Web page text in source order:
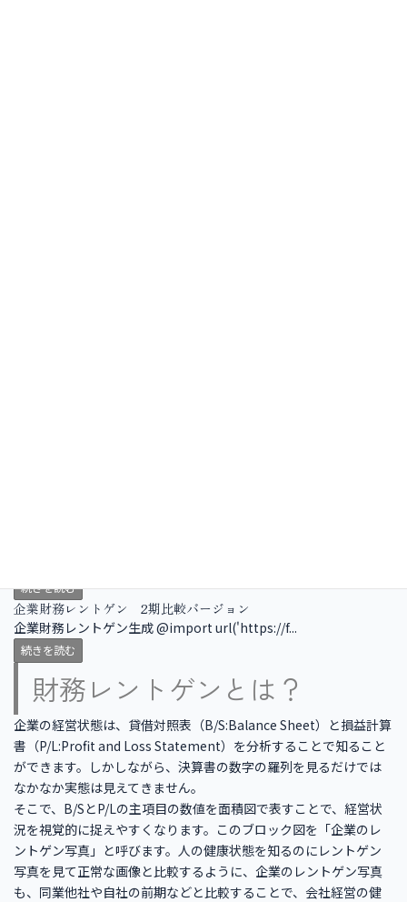
続きを読む
企業財務レントゲン 2期比較バージョン
企業財務レントゲン生成 @import url('https://f...
続きを読む
財務レントゲンとは？
企業の経営状態は、貸借対照表（B/S:Balance Sheet）と損益計算
書（P/L:Profit and Loss Statement）を分析することで知ること
ができます。しかしながら、決算書の数字の羅列を見るだけでは
なかなか実態は見えてきません。
そこで、B/SとP/Lの主項目の数値を面積図で表すことで、経営状
況を視覚的に捉えやすくなります。このブロック図を「企業のレ
ントゲン写真」と呼びます。人の健康状態を知るのにレントゲン
写真を見て正常な画像と比較するように、企業のレントゲン写真
も、同業他社や自社の前期などと比較することで、会社経営の健